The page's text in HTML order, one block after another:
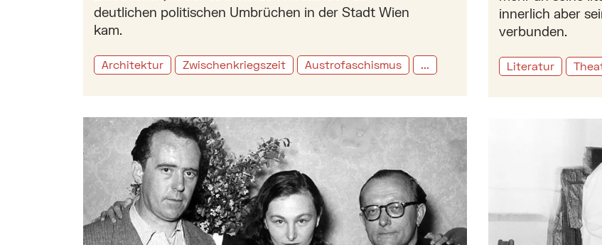
deutlichen politischen Umbrüchen in der Stadt Wien
kam.
Architektur Zwischenkriegszeit Austrofaschismus ...
innerlich aber
verbunden.
Literatur
Mehr zu: Ilse Aichinger und der Wiener Kurier Mehr zu: Die Akte